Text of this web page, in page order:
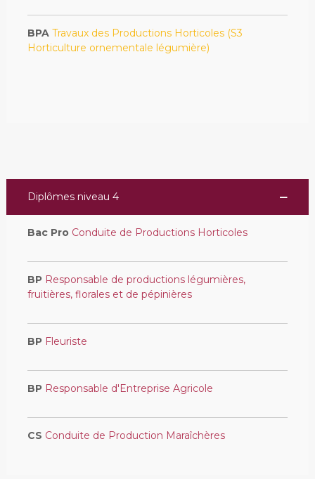
BPA Travaux des Productions Horticoles (S3
Horticulture ornementale légumière)
Diplômes niveau 4
Bac Pro Conduite de Productions Horticoles
BP Responsable de productions légumières,
fruitières, florales et de pépinières
BP Fleuriste
BP Responsable d'Entreprise Agricole
CS Conduite de Production Maraîchères